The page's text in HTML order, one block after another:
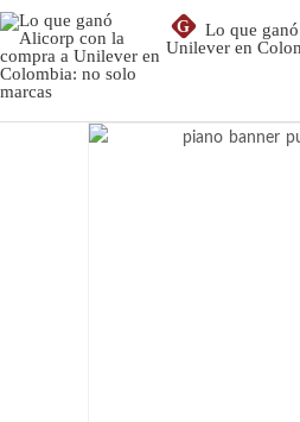
G
Lo que
Unilever en